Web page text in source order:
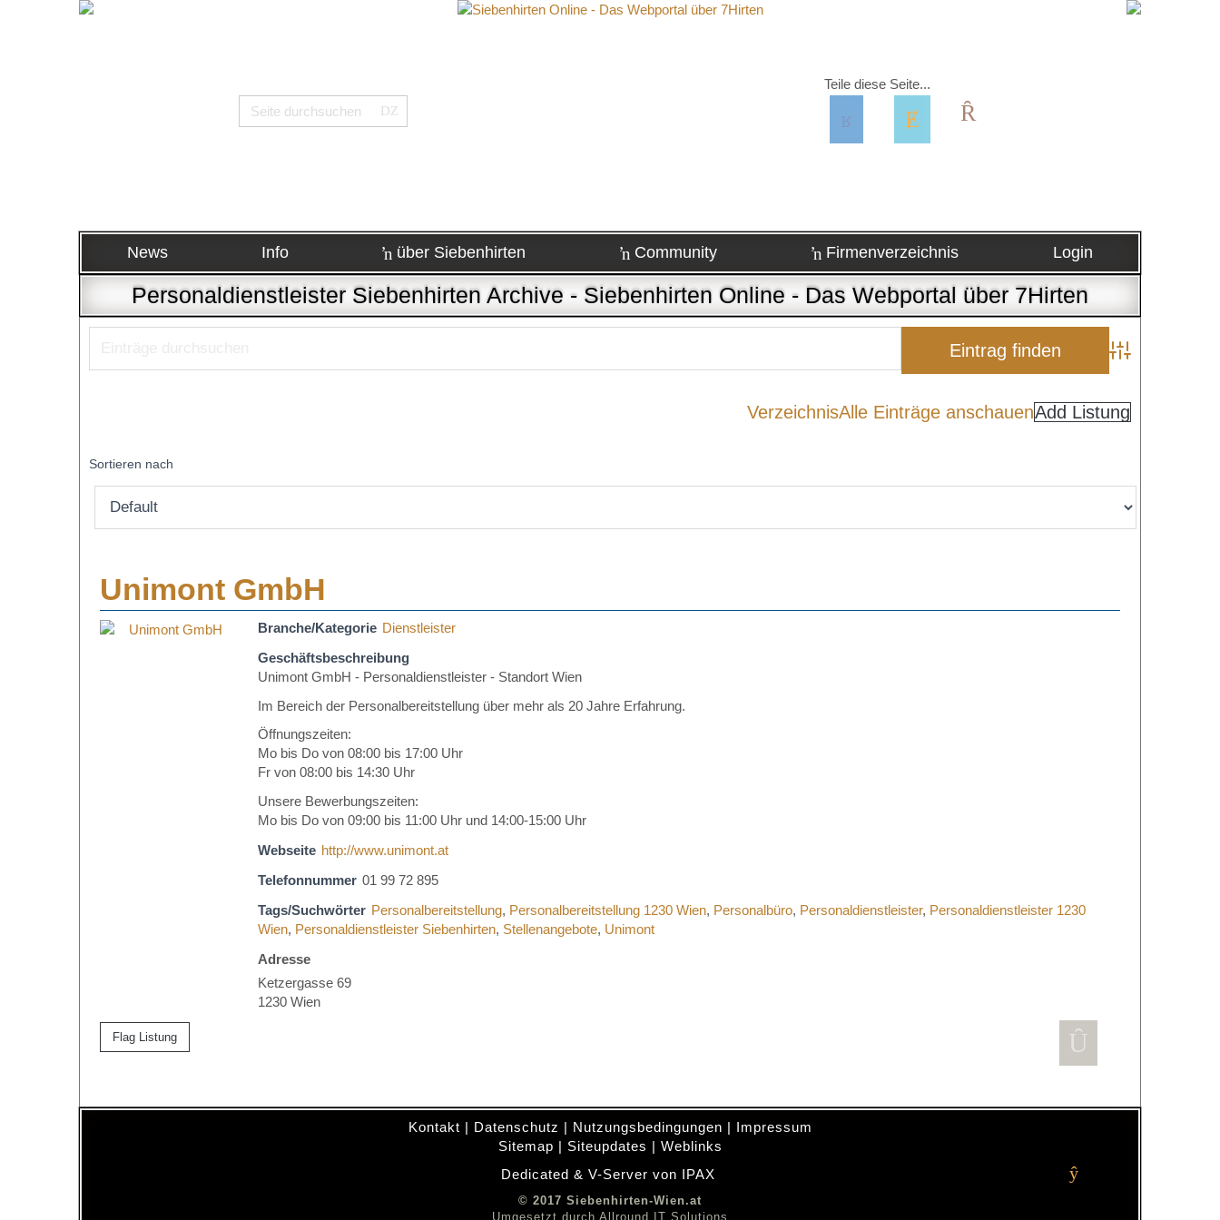
News Info über Siebenhirten Community Firmenverzeichnis Login
Personaldienstleister Siebenhirten Archive - Siebenhirten Online - Das Webportal über 7Hirten
Teile diese Seite...
Advanced Search
VerzeichnisAlle Einträge anschauenAdd Listung
Sortieren nach
Unimont GmbH
Branche/Kategorie Dienstleister
Geschäftsbeschreibung
Unimont GmbH - Personaldienstleister - Standort Wien
Im Bereich der Personalbereitstellung über mehr als 20 Jahre Erfahrung.
Öffnungszeiten:
Mo bis Do von 08:00 bis 17:00 Uhr
Fr von 08:00 bis 14:30 Uhr
Unsere Bewerbungszeiten:
Mo bis Do von 09:00 bis 11:00 Uhr und 14:00-15:00 Uhr
Webseite http://www.unimont.at
Telefonnummer 01 99 72 895
Tags/Suchwörter Personalbereitstellung, Personalbereitstellung 1230 Wien, Personalbüro, Personaldienstleister, Personaldienstleister 1230
Wien, Personaldienstleister Siebenhirten, Stellenangebote, Unimont
Adresse
Ketzergasse 69
1230 Wien
Flag Listung
Kontakt | Datenschutz | Nutzungsbedingungen | Impressum
Sitemap | Siteupdates | Weblinks
Dedicated & V-Server von IPAX
© 2017 Siebenhirten-Wien.at
Umgesetzt durch Allround IT Solutions